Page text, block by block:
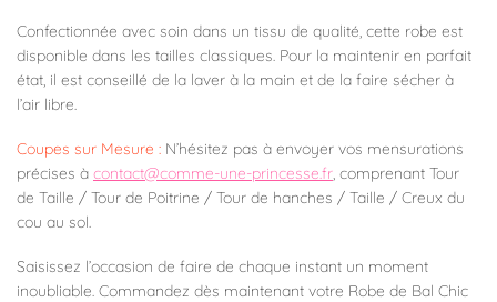
Confectionnée avec soin dans un tissu de qualité, cette robe est
disponible dans les tailles classiques. Pour la maintenir en parfait
état, il est conseillé de la laver à la main et de la faire sécher à
l’air libre.
Coupes sur Mesure : N’hésitez pas à envoyer vos mensurations
précises à contact@comme-une-princesse.fr, comprenant Tour
de Taille / Tour de Poitrine / Tour de hanches / Taille / Creux du
cou au sol.
Saisissez l’occasion de faire de chaque instant un moment
inoubliable. Commandez dès maintenant votre Robe de Bal Chic